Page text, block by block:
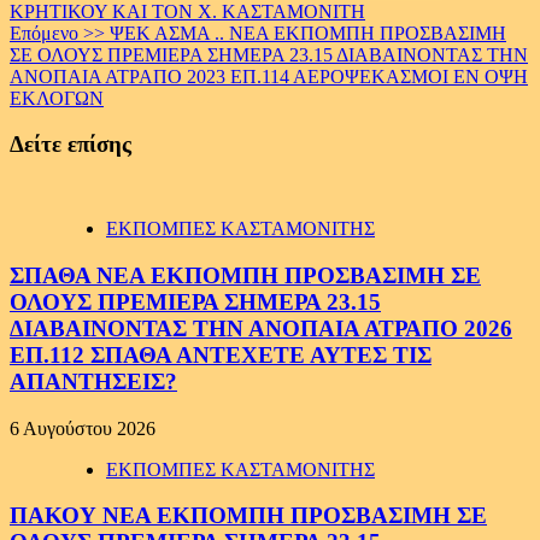
ΚΡΗΤΙΚΟΥ ΚΑΙ ΤΟΝ Χ. ΚΑΣΤΑΜΟΝΙΤΗ
Επόμενο >> ΨΕΚ ΑΣΜΑ .. ΝΕΑ ΕΚΠΟΜΠΗ ΠΡΟΣΒΑΣΙΜΗ
ΣΕ ΟΛΟΥΣ ΠΡΕΜΙΕΡΑ ΣΗΜΕΡΑ 23.15 ΔΙΑΒΑΙΝΟΝΤΑΣ ΤΗΝ
ΑΝΟΠΑΙΑ ΑΤΡΑΠΟ 2023 ΕΠ.114 ΑΕΡΟΨΕΚΑΣΜΟΙ ΕΝ ΟΨΗ
ΕΚΛΟΓΩΝ
Δείτε επίσης
ΕΚΠΟΜΠΕΣ ΚΑΣΤΑΜΟΝΙΤΗΣ
ΣΠΑΘΑ ΝΕΑ ΕΚΠΟΜΠΗ ΠΡΟΣΒΑΣΙΜΗ ΣΕ
ΟΛΟΥΣ ΠΡΕΜΙΕΡΑ ΣΗΜΕΡΑ 23.15
ΔΙΑΒΑΙΝΟΝΤΑΣ ΤΗΝ ΑΝΟΠΑΙΑ ΑΤΡΑΠΟ 2026
ΕΠ.112 ΣΠΑΘΑ ΑΝΤΕΧΕΤΕ ΑΥΤΕΣ ΤΙΣ
ΑΠΑΝΤΗΣΕΙΣ?
6 Αυγούστου 2026
ΕΚΠΟΜΠΕΣ ΚΑΣΤΑΜΟΝΙΤΗΣ
ΠΑΚΟΥ ΝΕΑ ΕΚΠΟΜΠΗ ΠΡΟΣΒΑΣΙΜΗ ΣΕ